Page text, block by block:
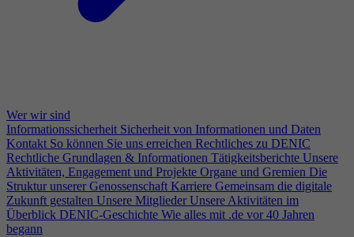
Wer wir sind
Informationssicherheit Sicherheit von Informationen und Daten
Kontakt So können Sie uns erreichen Rechtliches zu DENIC
Rechtliche Grundlagen & Informationen Tätigkeitsberichte Unsere
Aktivitäten, Engagement und Projekte Organe und Gremien Die
Struktur unserer Genossenschaft Karriere Gemeinsam die digitale
Zukunft gestalten Unsere Mitglieder Unsere Aktivitäten im
Überblick DENIC-Geschichte Wie alles mit .de vor 40 Jahren
begann